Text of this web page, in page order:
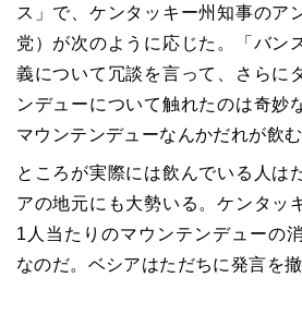
ス」で、ケンタッキー州知事のア
党）が次のように応じた。「バン
義について冗談を言って、さらに
ンデューについて触れたのは奇妙
マウンテンデューなんかだれが飲む
ところが実際には飲んでいる人は
アの地元にも大勢いる。ケンタッ
1人当たりのマウンテンデューの
なのだ。ベシアはただちに発言を